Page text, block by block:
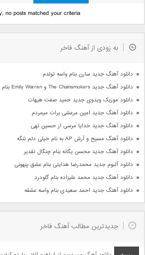
no posts matched your criteria.
به زودی از آهنگ فاخر
دانلود آهنگ جدید سارن بنام واسه تولدم
دانلود آهنگ جدید The Chainsmokers و Emily Warren بنام Side Effects
دانلود موزیک ویدوی جدید حمید صفت هیهات
دانلود آهنگ جدید امین مرعشی برات میمردم
دانلود آهنگ جدید خدایا مرسی از حسین تهی
دانلود آهنگ مسیح و آرش AP به نام خیلی دلم تنگه
دانلود آهنگ جدید محسن یگانه بنام چنگال تقدیر
دانلود آلبوم جدید محمدرضا هدایتی بنام عشق پنهونی
دانلود آهنگ جدید محمد علیزاده بنام گلودرد
دانلود آهنگ جدید احمد سعیدی بنام واسه عشقه
جدیدترین مطالب آهنگ فاخر